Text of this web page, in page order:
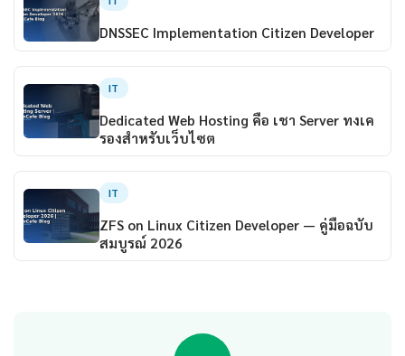
DNSSEC Implementation Citizen Developer
IT
Dedicated Web Hosting คือ เชา Server ทงเค
รองสำหรับเว็บไซต
IT
ZFS on Linux Citizen Developer — คู่มือฉบับ
สมบูรณ์ 2026